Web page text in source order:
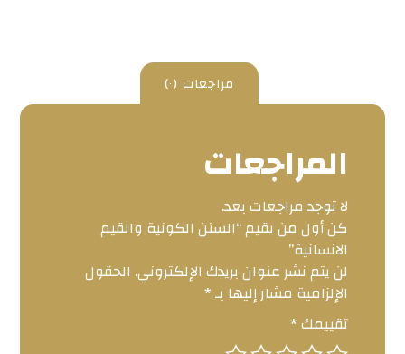
مراجعات (٠)
المراجعات
لا توجد مراجعات بعد.
كن أول من يقيم “السنن الكونية والقيم
الانسانية”
لن يتم نشر عنوان بريدك الإلكتروني. الحقول
الإلزامية مشار إليها بـ*
تقييمك*